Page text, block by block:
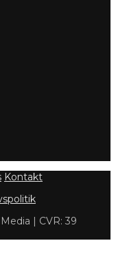
Kontakt
| CVR: 39